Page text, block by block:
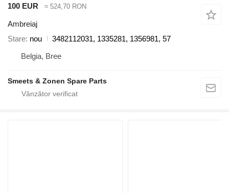
100 EUR
≈ 524,70 RON
Ambreiaj
Stare nou
3482112031, 1335281, 1356981, 57
Belgia, Bree
Smeets & Zonen Spare Parts